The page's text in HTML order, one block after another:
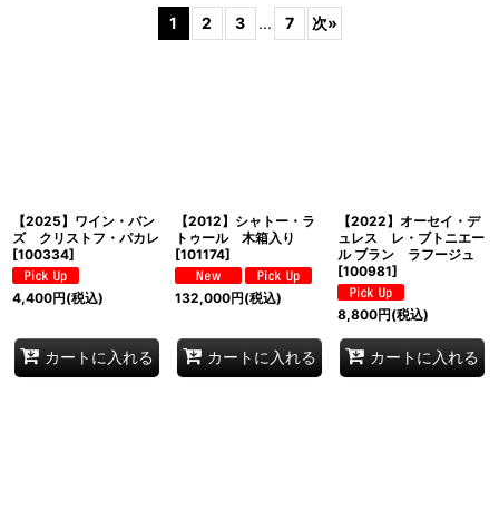
1 2 3 ... 7 次»
【2025】ワイン・バン
ズ クリストフ・パカレ
[100334]
4,400円(税込)
カートに入れる
【2012】シャトー・ラ
トゥール 木箱入り
[101174]
132,000円(税込)
カートに入れる
【2022】オーセイ・デ
ュレス レ・ブトニエー
ル ブラン ラフージュ
[100981]
8,800円(税込)
カートに入れる